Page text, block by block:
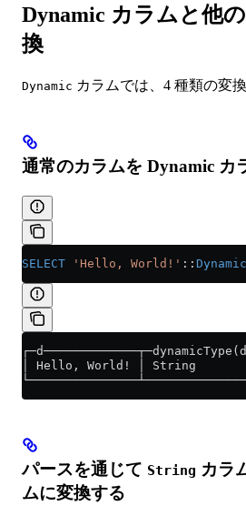
Dynamic カラムと他
換
Dynamic カラムでは、4 種類の変
通常のカラムを Dynamic カ
SELECT 'Hello, World!' :: Dynamic
│ Hello, World! │ String
パースを通じて String カラ
ムに変換する